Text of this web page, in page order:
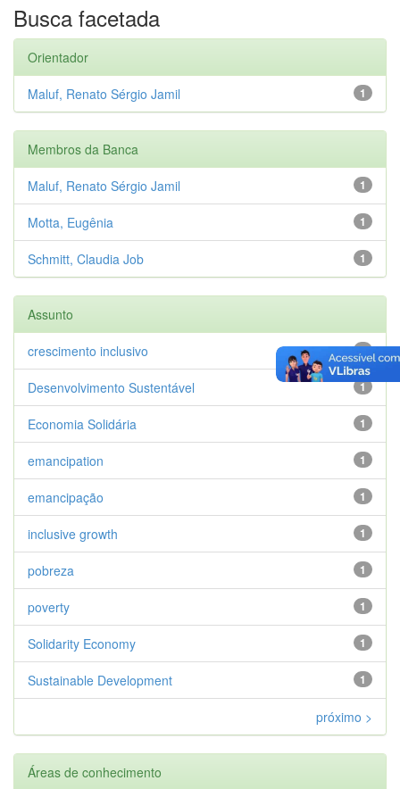
Busca facetada
Orientador
1
Maluf, Renato Sérgio Jamil
Membros da Banca
1
Maluf, Renato Sérgio Jamil
1
Motta, Eugênia
1
Schmitt, Claudia Job
Assunto
1
crescimento inclusivo
1
Desenvolvimento Sustentável
1
Economia Solidária
1
emancipation
1
emancipação
1
inclusive growth
1
pobreza
1
poverty
1
Solidarity Economy
1
Sustainable Development
próximo >
Áreas de conhecimento